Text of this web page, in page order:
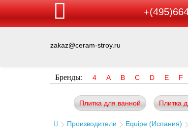
zakaz@ceram-stroy.ru
Бренды: 4 A B C D E F
Плитка для ванной Плитка
Производители Equipe (Испания)